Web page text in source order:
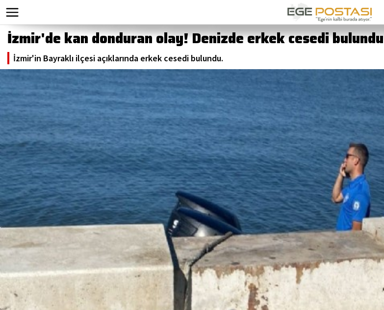
İzmir'de kan donduran olay! Denizde erkek cesedi bulundu
İzmir'in Bayraklı ilçesi açıklarında erkek cesedi bulundu.